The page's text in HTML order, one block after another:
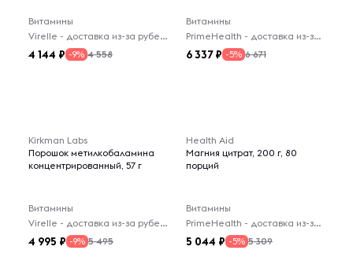
Витамины
Virelle - доставка из-за рубежа
4 144 -9% 4 558
Витамины
PrimeHealth - доставка из-за рубежа
6 337 -5% 6 671
Kirkman Labs
Порошок метилкобаламина
концентрированный, 57 г
Витамины
Virelle - доставка из-за рубежа
4 995 -9% 5 495
Health Aid
Магния цитрат, 200 г, 80
порций
Витамины
PrimeHealth - доставка из-за рубежа
5 044 -5% 5 309